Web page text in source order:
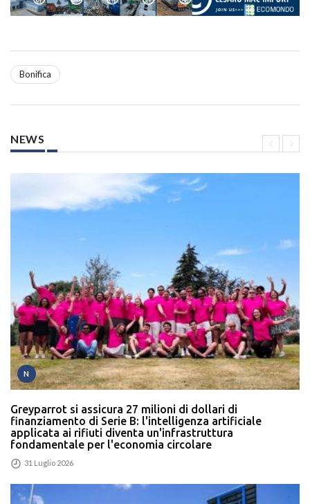
Bonifica
NEWS
N
Greyparrot si assicura 27 milioni di dollari di
finanziamento di Serie B: l'intelligenza artificiale
applicata ai rifiuti diventa un'infrastruttura
fondamentale per l'economia circolare
31 Luglio 2026